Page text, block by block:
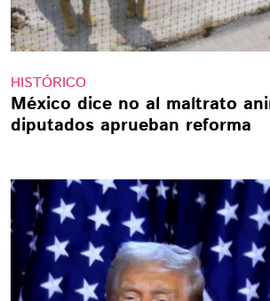
HISTÓRICO
México dice no al maltrato
diputados aprueban reforma